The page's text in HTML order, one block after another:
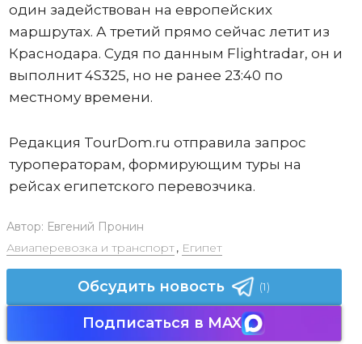
один задействован на европейских
маршрутах. А третий прямо сейчас летит из
Краснодара. Судя по данным Flightradar, он и
выполнит 4S325, но не ранее 23:40 по
местному времени.
Редакция TourDom.ru отправила запрос
туроператорам, формирующим туры на
рейсах египетского перевозчика.
Автор: Евгений Пронин
Авиаперевозка и транспорт, Египет
Обсудить новость (1)
Подписаться в MAX